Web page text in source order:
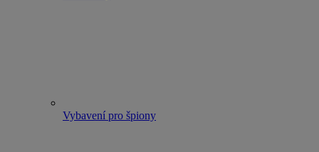
Vybavení pro špiony